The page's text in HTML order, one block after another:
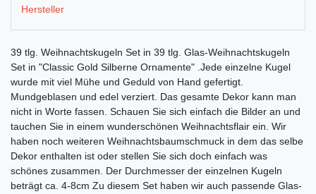
Hersteller
39 tlg. Weihnachtskugeln Set in 39 tlg. Glas-Weihnachtskugeln
Set in "Classic Gold Silberne Ornamente" .Jede einzelne Kugel
wurde mit viel Mühe und Geduld von Hand gefertigt.
Mundgeblasen und edel verziert. Das gesamte Dekor kann man
nicht in Worte fassen. Schauen Sie sich einfach die Bilder an und
tauchen Sie in einem wunderschönen Weihnachtsflair ein. Wir
haben noch weiteren Weihnachtsbaumschmuck in dem das selbe
Dekor enthalten ist oder stellen Sie sich doch einfach was
schönes zusammen. Der Durchmesser der einzelnen Kugeln
beträgt ca. 4-8cm Zu diesem Set haben wir auch passende Glas-